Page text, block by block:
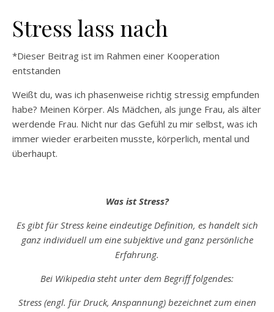
Stress lass nach
*Dieser Beitrag ist im Rahmen einer Kooperation
entstanden
Weißt du, was ich phasenweise richtig stressig empfunden
habe? Meinen Körper. Als Mädchen, als junge Frau, als älter
werdende Frau. Nicht nur das Gefühl zu mir selbst, was ich
immer wieder erarbeiten musste, körperlich, mental und
überhaupt.
Was ist Stress?
Es gibt für Stress keine eindeutige Definition, es handelt sich
ganz individuell um eine subjektive und ganz persönliche
Erfahrung.
Bei Wikipedia steht unter dem Begriff folgendes:
Stress (engl. für Druck, Anspannung) bezeichnet zum einen